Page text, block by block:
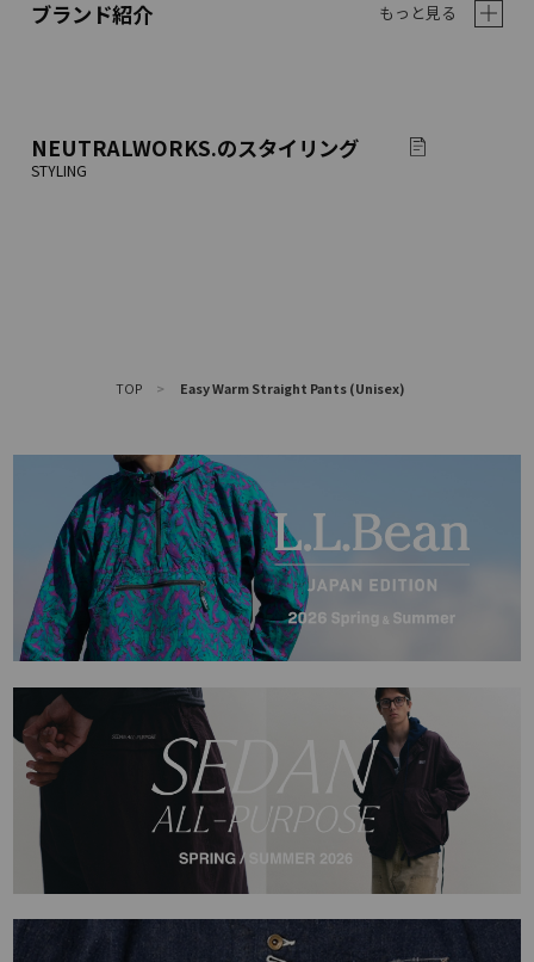
ブランド紹介 もっと見る
NEUTRALWORKS.のスタイリング
TOP > Easy Warm Straight Pants (Unisex)